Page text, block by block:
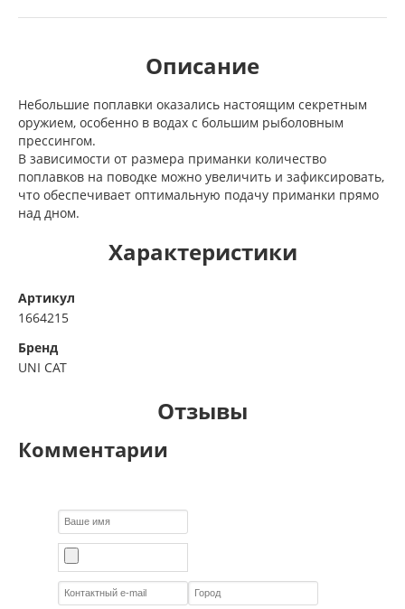
Описание
Небольшие поплавки оказались настоящим секретным
оружием, особенно в водах с большим рыболовным
прессингом.
В зависимости от размера приманки количество
поплавков на поводке можно увеличить и зафиксировать,
что обеспечивает оптимальную подачу приманки прямо
над дном.
Характеристики
Артикул
1664215
Бренд
UNI CAT
Отзывы
Комментарии